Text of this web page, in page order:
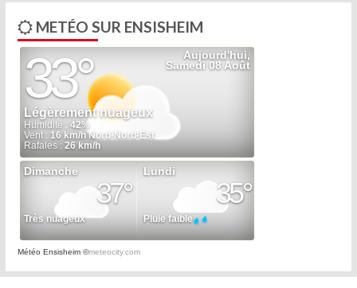
METÉO SUR ENSISHEIM
Météo Ensisheim ©meteocity.com